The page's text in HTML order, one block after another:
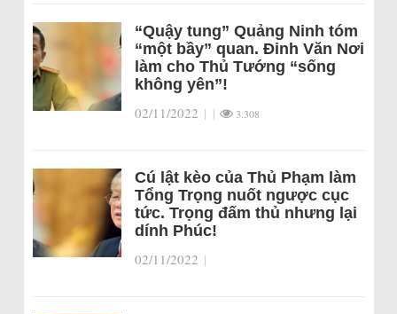
“Quậy tung” Quảng Ninh tóm
“một bầy” quan. Đinh Văn Nơi
làm cho Thủ Tướng “sống
không yên”!
02/11/2022 | | 3.308
Cú lật kèo của Thủ Phạm làm
Tổng Trọng nuốt ngược cục
tức. Trọng đấm thủ nhưng lại
dính Phúc!
02/11/2022 |